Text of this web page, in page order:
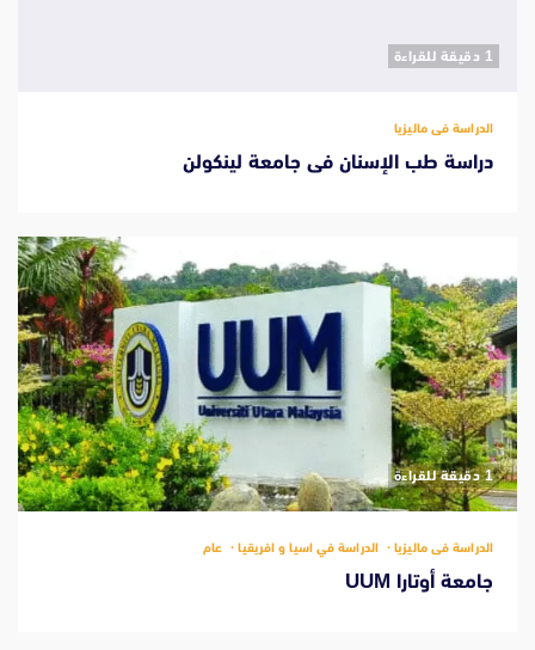
‫1 دقيقة للقراءة
الدراسة فى ماليزيا
دراسة طب الإسنان فى جامعة لينكولن
‫1 دقيقة للقراءة
الدراسة فى ماليزيا الدراسة في اسيا و افريقيا عام
جامعة أوتارا UUM